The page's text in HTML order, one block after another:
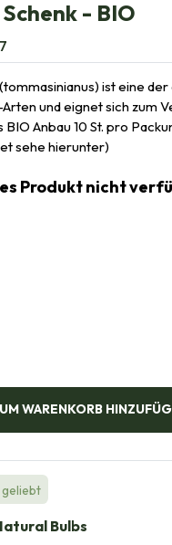
- BIO
ist eine
und eignet sich zum
BIO Anbau 10 St. pro
sehe hierunter)
Produkt nicht
WARENKORB
Bulbs